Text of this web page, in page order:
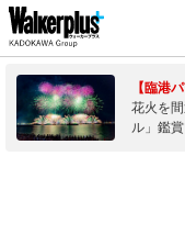
【臨港
花火を
ル」鑑